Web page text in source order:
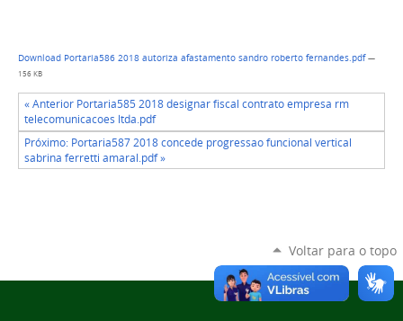
Download Portaria586 2018 autoriza afastamento sandro roberto fernandes.pdf—
156 KB
« Anterior Portaria585 2018 designar fiscal contrato empresa rm
telecomunicacoes ltda.pdf
Próximo: Portaria587 2018 concede progressao funcional vertical
sabrina ferretti amaral.pdf »
Voltar para o topo